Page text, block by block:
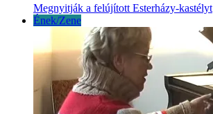
Megnyitják a felújított Esterházy-kastélyt
Ének/Zene